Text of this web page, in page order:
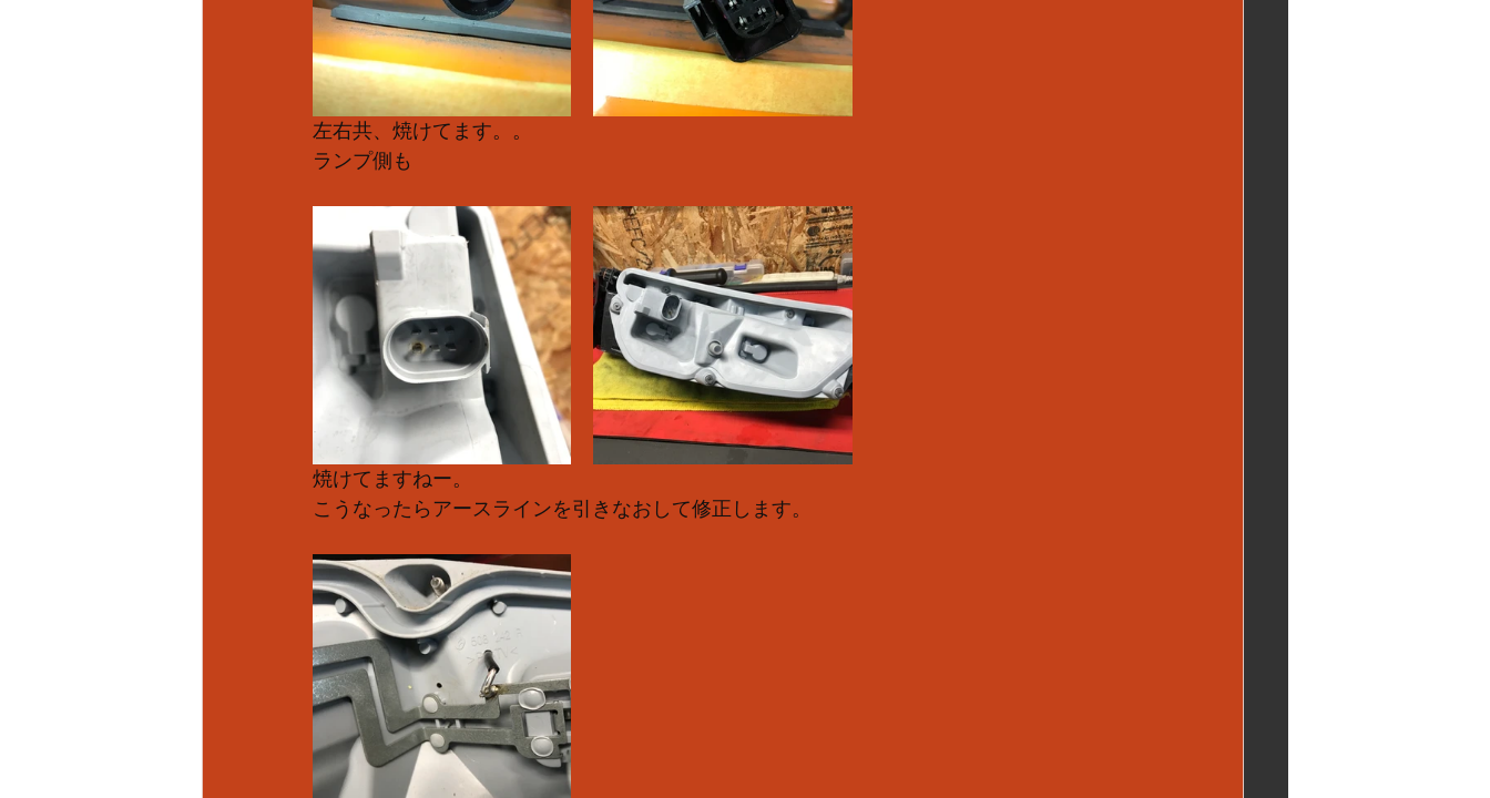
左右共、焼けてます。。
ランプ側も
焼けてますねー。
こうなったらアースラインを引きなおして修正します。